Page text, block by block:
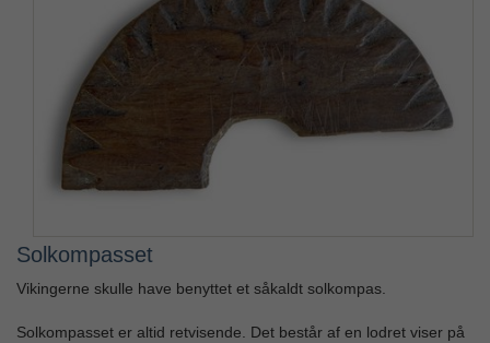
Solkompasset
Vikingerne skulle have benyttet et såkaldt solkompas.
Solkompasset er altid retvisende. Det består af en lodret viser på